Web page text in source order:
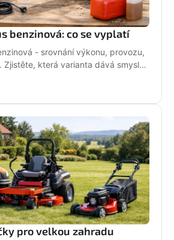
benzinová: co se vyplatí
- srovnání výkonu, provozu,
Zjistěte, která varianta dává smysl
pro velkou zahradu